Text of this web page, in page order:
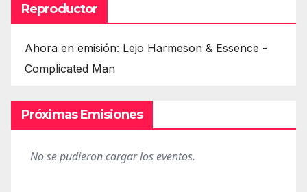
Reproductor
Ahora en emisión: Lejo Harmeson & Essence -
Complicated Man
Próximas Emisiones